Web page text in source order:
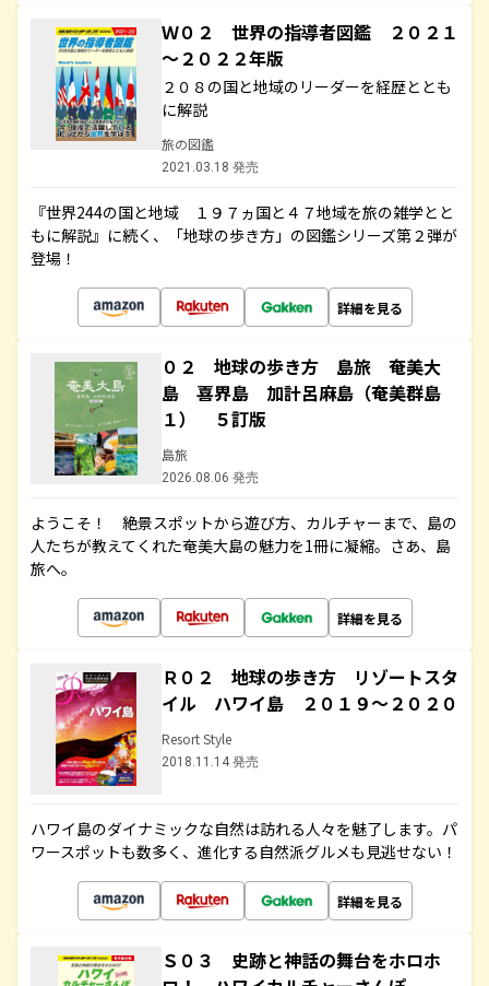
Ｗ０２ 世界の指導者図鑑 ２０２１
～２０２２年版
２０８の国と地域のリーダーを経歴ととも
に解説
旅の図鑑
2021.03.18 発売
『世界244の国と地域 １９７ヵ国と４７地域を旅の雑学とと
もに解説』に続く、「地球の歩き方」の図鑑シリーズ第２弾が
登場！
詳細を見る
０２ 地球の歩き方 島旅 奄美大
島 喜界島 加計呂麻島（奄美群島
１） ５訂版
島旅
2026.08.06 発売
ようこそ！ 絶景スポットから遊び方、カルチャーまで、島の
人たちが教えてくれた奄美大島の魅力を1冊に凝縮。さあ、島
旅へ。
詳細を見る
Ｒ０２ 地球の歩き方 リゾートスタ
イル ハワイ島 ２０１９～２０２０
Resort Style
2018.11.14 発売
ハワイ島のダイナミックな自然は訪れる人々を魅了します。パ
ワースポットも数多く、進化する自然派グルメも見逃せない！
詳細を見る
Ｓ０３ 史跡と神話の舞台をホロホ